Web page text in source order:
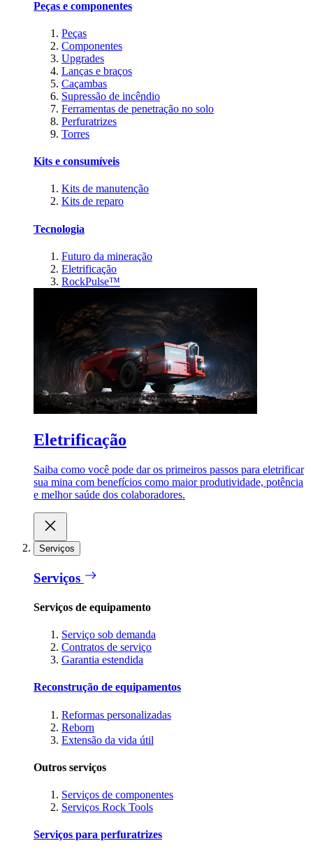
Peças e componentes
Peças
Componentes
Upgrades
Lanças e braços
Caçambas
Supressão de incêndio
Ferramentas de penetração no solo
Perfuratrizes
Torres
Kits e consumíveis
Kits de manutenção
Kits de reparo
Tecnologia
Futuro da mineração
Eletrificação
RockPulse™
Eletrificação
Saiba como você pode dar os primeiros passos para eletrificar
sua mina com benefícios como maior produtividade, potência
e melhor saúde dos colaboradores.
Serviços
Serviços
Serviços de equipamento
Serviço sob demanda
Contratos de serviço
Garantia estendida
Reconstrução de equipamentos
Reformas personalizadas
Reborn
Extensão da vida útil
Outros serviços
Serviços de componentes
Serviços Rock Tools
Serviços para perfuratrizes